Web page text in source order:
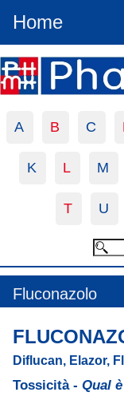
Home
A B C
K L M
T U
Fluconazolo
Diflucan, Elazor,
Tossicità - Qual